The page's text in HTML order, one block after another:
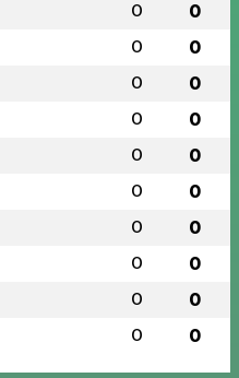
0 0
0 0
0 0
0 0
0 0
0 0
0 0
0 0
0 0
0 0